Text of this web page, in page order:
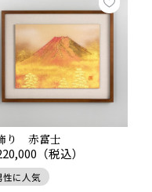
呼び、また潜在能力
言われています。
を象徴するものであ
ものとしても尊ばれ
神聖な色としても使
にあるだけで心を豊
メージがあります
には独特の深みがあ
上品な色彩を生み出
り 赤富士
（税込）
性に人気